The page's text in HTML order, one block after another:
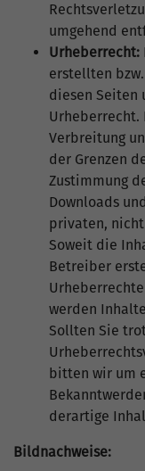
umgehend
Urheberrecht:
erstellten
diesen Seiten
Urheberrecht.
Verbreitung
der Grenzen
Zustimmung
Downloads
privaten,
Soweit die
Betreiber
werden
Sollten Sie
bitten wir um
derartige
Bildnachweise: